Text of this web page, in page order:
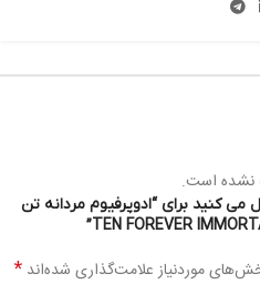
نشده است.
می کنید برای “ادوپرفیوم مردانه تن
موردنیاز علامت‌گذاری شده‌اند *